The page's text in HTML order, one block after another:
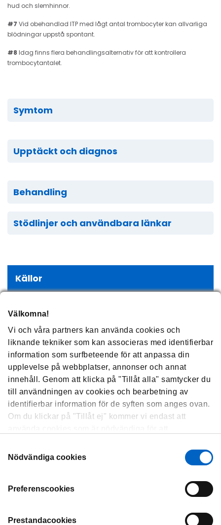
Välkomna!
Vi och våra partners kan använda cookies och
liknande tekniker som kan associeras med identifierbar
information som surfbeteende för att anpassa din
upplevelse på webbplatser, annonser och annat
innehåll. Genom att klicka på "Tillåt alla" samtycker du
till användningen av cookies och bearbetning av
identifierbar information för de syften som anges ovan.
Om du klickar på "Tillåt ej" kommer vi endast att
och anpassa vår webbplats. Du kan när som helst visa,
ändra eller återkalla ditt samtycke genom att klicka på
Nödvändiga cookies
Preferenscookies
Prestandacookies
hud och slemhinnor.
#7 Vid obehandlad ITP med lågt antal trombocyter kan allvarliga
blödningar uppstå spontant.
#8 Idag finns flera behandlingsalternativ för att kontrollera
trombocytantalet.
Symtom
Upptäckt och diagnos
Behandling
Stödlinjer och användbara länkar
Källor
Informationsskrift om ITP
Läs och ladda ner broschyren ”Liten ITP-
skola”, ett informationsmaterial för dig som
vill veta mer om ITP.
Broschyren är framtaget i samråd med ledande
den information som ges av läkare och
kan påverka livet i övrigt.
HÄR